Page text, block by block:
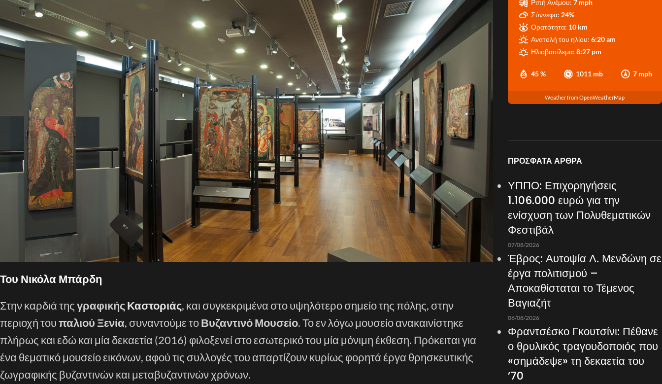
Του Νικόλα Μπάρδη
Στην καρδιά τηςγραφικήςΚαστοριάς, και συγκεκριμένα στο υψηλότερο σημείο της πόλης, στην
περιοχή τουπαλιού Ξενία, συναντούμε τοΒυζαντινό Μουσείο. Το εν λόγω μουσείο ανακαινίστηκε
πλήρως και εδώ και μία δεκαετία (2016) φιλοξενεί στο εσωτερικό του μία μόνιμη έκθεση. Πρόκειται για
ένα θεματικό μουσείο εικόνων, αφού τις συλλογές του απαρτίζουν κυρίως φορητά έργα θρησκευτικής
ζωγραφικής βυζαντινών και μεταβυζαντινών χρόνων.
45 % 1011 mb 7 mph
Ριπή Ανέμου: 7 mph
Σύννεφα: 24%
Ορατότητα: 10 km
Ανατολή του ηλίου: 6:20 am
Ηλιοβασίλεμα: 8:27 pm
Weather from OpenWeatherMap
ΠΡΌΣΦΑΤΑ ΆΡΘΡΑ
ΥΠΠΟ: Επιχορηγήσεις
1.106.000 ευρώ για την
ενίσχυση των Πολυθεματικών
Φεστιβάλ
07/08/2026
Έβρος: Αυτοψία Λ. Μενδώνη σε
έργα πολιτισμού –
Αποκαθίσταται το Τέμενος
Βαγιαζήτ
06/08/2026
Φραντσέσκο Γκουτσίνι: Πέθανε
ο θρυλικός τραγουδοποιός που
«σημάδεψε» τη δεκαετία του
’70